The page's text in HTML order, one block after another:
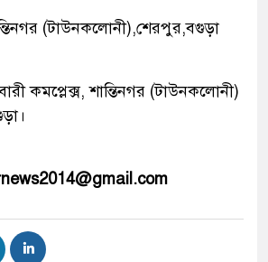
(টাউনকলোনী),শেরপুর,বগুড়া
কমপ্লেক্স, শান্তিনগর (টাউনকলোনী)